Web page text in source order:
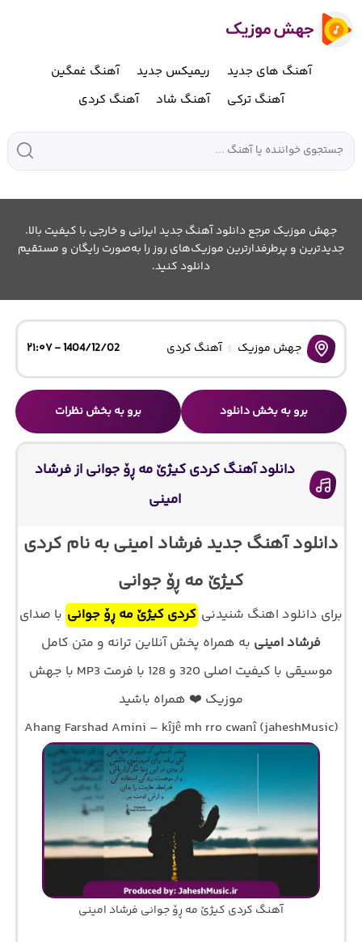
آهنگ های جدید ریمیکس جدید
آهنگ غمگین
آهنگ ترکی
آهنگ شاد آهنگ کردی
جهش موزیک مرجع دانلود آهنگ جدید ایرانی و خارجی با کیفیت بالا.
جدیدترین و پرطرفدارترین موزیک‌های روز را به‌صورت رایگان و مستقیم
دانلود کنید.
جهش موزیک آهنگ کردی 1404/12/02 - ۲۱:۰۷
برو به بخش دانلود برو به بخش نظرات
دانلود آهنگ کردی کیژێ مه ڕۆ جوانی از فرشاد
امینی
دانلود آهنگ جدید فرشاد امینی به نام کردی
کیژێ مه ڕۆ جوانی
برای دانلود اهنگ شنیدنی کردی کیژێ مه ڕۆ جوانی با صدای
فرشاد امینی به همراه پخش آنلاین ترانه و متن کامل
موسیقی با کیفیت اصلی 320 و 128 با فرمت MP3 با جهش
موزیک ❤️ همراه باشید
Ahang Farshad Amini – kîjê mh rro cwanî (jaheshMusic)
آهنگ کردی کیژێ مه ڕۆ جوانی فرشاد امینی